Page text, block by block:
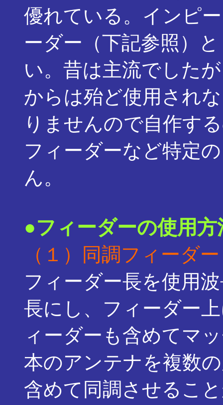
優れている。インピ
ーダー（下記参照）
い。昔は主流でした
からは殆ど使用され
りませんので自作す
フィーダーなど特定
ん。
●フィーダーの使用方
（１）同調フィーダー
フィーダー長を使用
長にし、フィーダー
ィーダーも含めてマ
本のアンテナを複数
含めて同調させるこ